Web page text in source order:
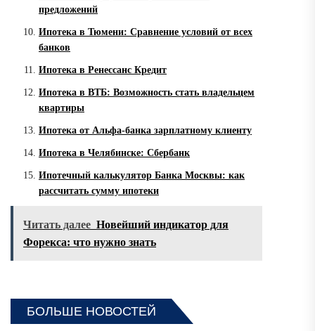
предложений
Ипотека в Тюмени: Сравнение условий от всех
банков
Ипотека в Ренессанс Кредит
Ипотека в ВТБ: Возможность стать владельцем
квартиры
Ипотека от Альфа-банка зарплатному клиенту
Ипотека в Челябинске: Сбербанк
Ипотечный калькулятор Банка Москвы: как
рассчитать сумму ипотеки
Читать далее Новейший индикатор для
Форекса: что нужно знать
БОЛЬШЕ НОВОСТЕЙ